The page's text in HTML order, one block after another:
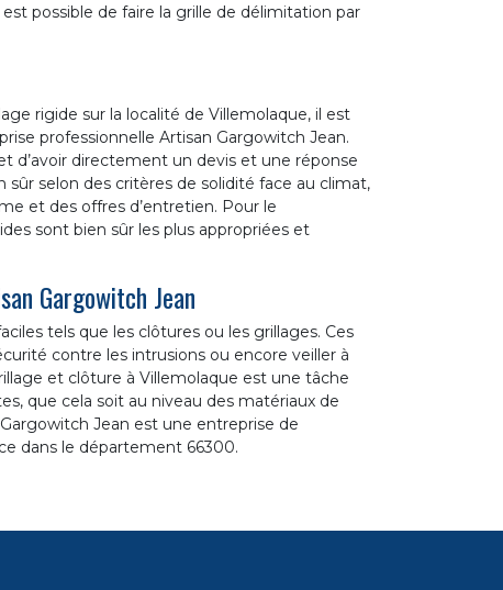
possible de faire la grille de délimitation par
rigide sur la localité de Villemolaque, il est
professionnelle Artisan Gargowitch Jean.
d’avoir directement un devis et une réponse
sûr selon des critères de solidité face au climat,
et des offres d’entretien. Pour le
sont bien sûr les plus appropriées et
Gargowitch Jean
tels que les clôtures ou les grillages. Ces
contre les intrusions ou encore veiller à
et clôture à Villemolaque est une tâche
que cela soit au niveau des matériaux de
Jean est une entreprise de
dans le département 66300.